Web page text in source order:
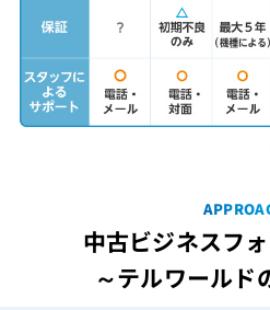
中古ビジネスフ
～テルワールド